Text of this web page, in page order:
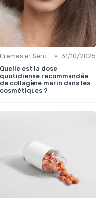
Crèmes et Sérums • 31/10/2025
Quelle est la dose
quotidienne recommandée
de collagène marin dans les
cosmétiques ?